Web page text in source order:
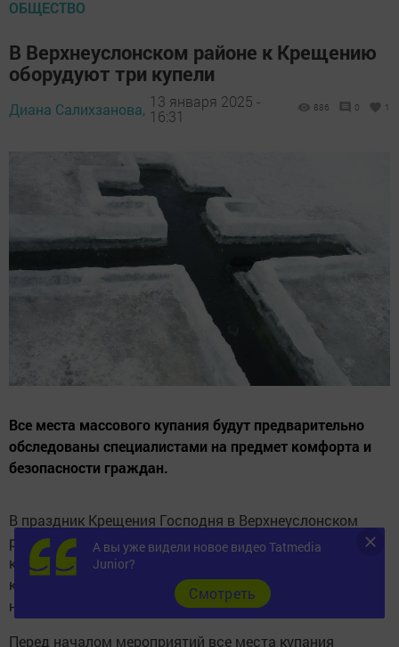
ОБЩЕСТВО
В Верхнеуслонском районе к Крещению
оборудуют три купели
Диана Салихзанова, 13 января 2025 -
16:31
886 0 1
Все места массового купания будут предварительно
обследованы специалистами на предмет комфорта и
безопасности граждан.
В праздник Крещения Господня в Верхнеуслонском
районе организуют три места для традиционных
купаний. Верующим предложат окунуться в купелях,
которые разместятся в селах Коргуза, Печищи, а также
на территории Макарьевского монастыря.
Перед началом мероприятий все места купания
А вы уже видели новое видео Tatmedia
Junior?
Cмотреть